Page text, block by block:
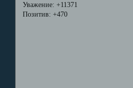
Уважение: +11371
Позитив: +470